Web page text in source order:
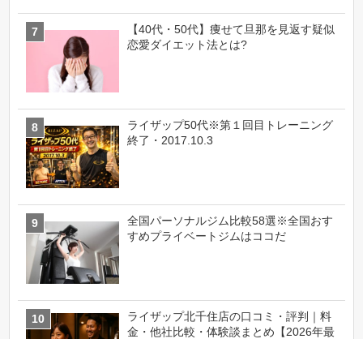
【40代・50代】痩せて旦那を見返す疑似
恋愛ダイエット法とは?
ライザップ50代※第１回目トレーニング
終了・2017.10.3
全国パーソナルジム比較58選※全国おす
すめプライベートジムはココだ
ライザップ北千住店の口コミ・評判｜料
金・他社比較・体験談まとめ【2026年最